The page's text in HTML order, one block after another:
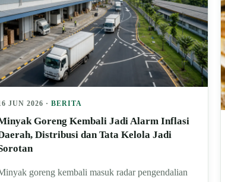
JUN 2026 ·BERITA
Goreng Kembali Jadi Alarm Inflasi
Distribusi dan Tata Kelola Jadi
goreng kembali masuk radar pengendalian